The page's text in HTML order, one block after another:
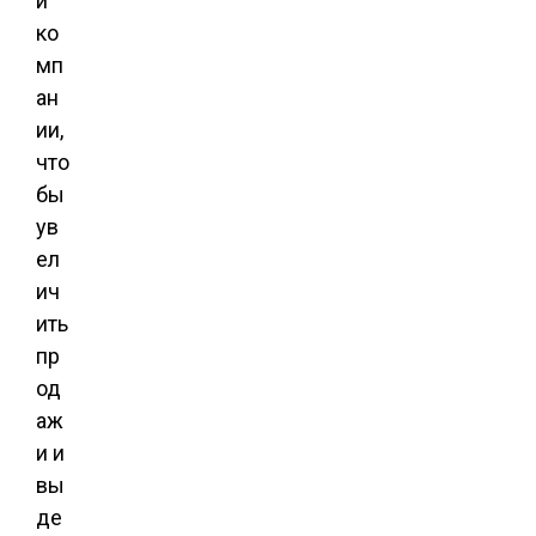
ко
мп
ан
ии,
что
бы
ув
ел
ич
ить
пр
од
аж
и и
вы
де